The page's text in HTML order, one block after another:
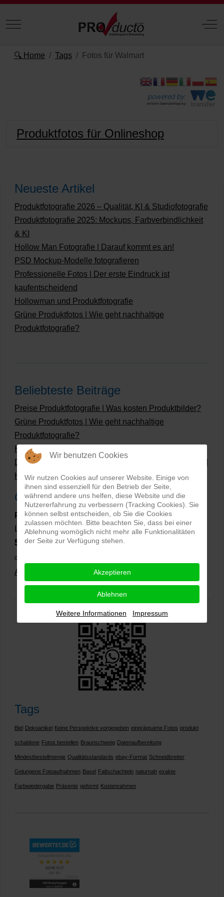
Mobile Menu Toggle Off-
🔍 Home Tags Fotos für Walmart
powered by:
einfache Datenübertragung
Produktfotos für Onlineshop
Neueste Artikel
Produktfotografie 2026 – Qualität, KI & Studiofotografie
Produktfotografie 2025: Mockups, Farbverbindlichkeit
& KI
Hollow Man Fotografie | Darauf kommt es an!
PSD Mockup-Modelle fotografieren
Professionelle Fotos | Der erste Eindruck ist
kaufentscheidend
Hollowman und Produktfotografie
Grüne Produktfotos | Wie geht nachhaltige
Produktfotografie?
Beliebteste Beiträge
Preise Produktfotografie | Was kosten Produktbilder?
Grüne Produktfotos | Wie geht nachhaltige
Produktfotografie?
Hollow Man Fotografie | Darauf kommt es an!
Dateiformate und Bilder mit transparentem Hintergrund
Hollowman und Produktfotografie
Google Rezensionen
PRO-ducto GmbH, Fotografie und Bildbearbeitung in
Lichtenau
5,0⭐⭐⭐⭐⭐bei144 Google-Rezensionen
02.01.2026)
Alle Rezensionen ansehen|Bewertung abgeben
Tags
Biel Dekoartikel Keine Perspektive vorgegeben einprägsame Fotos produkt
schablone Fotos bestellen Braunschweig Datenaufbereitung
Mindestbestellmenge Qualitätsstandards ebay-Format Schneidbretter
Gelungene Fotoaufnahmen Basel Faltschachteln naturnah exakte
Farbwiedergabe Präsente geformt Kostenrahmen
Wir benutzen Cookies
Wir nutzen Cookies auf unserer Website. Einige von
ihnen sind essenziell für den Betrieb der Seite,
während andere uns helfen, diese Website und die
Nutzererfahrung zu verbessern (Tracking Cookies). Sie
können selbst entscheiden, ob Sie die Cookies
zulassen möchten. Bitte beachten Sie, dass bei einer
Ablehnung womöglich nicht mehr alle Funktionalitäten
der Seite zur Verfügung stehen.
Akzeptieren
Ablehnen
Weitere Informationen Impressum